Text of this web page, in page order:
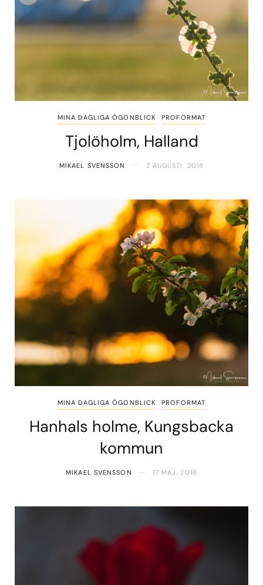
MINA DAGLIGA ÖGONBLICK PROFORMAT
Tjolöholm, Halland
MIKAEL SVENSSON 2 AUGUSTI, 2018
MINA DAGLIGA ÖGONBLICK PROFORMAT
Hanhals holme, Kungsbacka
kommun
MIKAEL SVENSSON 17 MAJ, 2018